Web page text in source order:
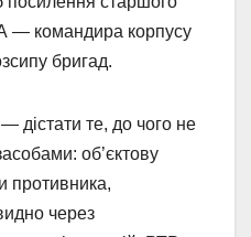
— командира корпусу
бригад.
дістати те, до чого не
об’єктову
противника,
через